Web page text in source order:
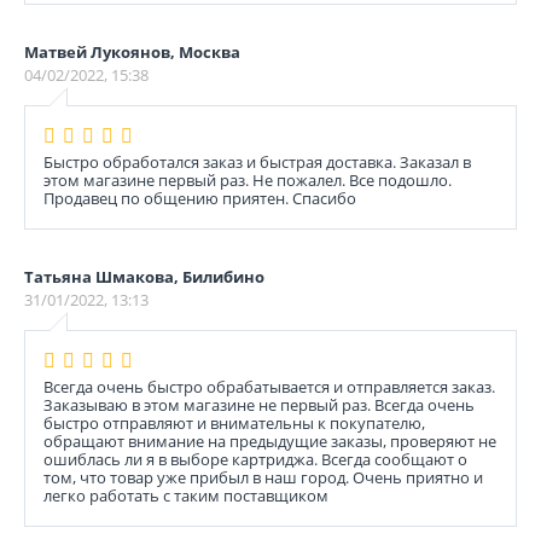
Матвей Лукоянов, Москва
04/02/2022, 15:38
Быстро обработался заказ и быстрая доставка. Заказал в
этом магазине первый раз. Не пожалел. Все подошло.
Продавец по общению приятен. Спасибо
Татьяна Шмакова, Билибино
31/01/2022, 13:13
Всегда очень быстро обрабатывается и отправляется заказ.
Заказываю в этом магазине не первый раз. Всегда очень
быстро отправляют и внимательны к покупателю,
обращают внимание на предыдущие заказы, проверяют не
ошиблась ли я в выборе картриджа. Всегда сообщают о
том, что товар уже прибыл в наш город. Очень приятно и
легко работать с таким поставщиком